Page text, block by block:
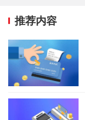
推荐内容